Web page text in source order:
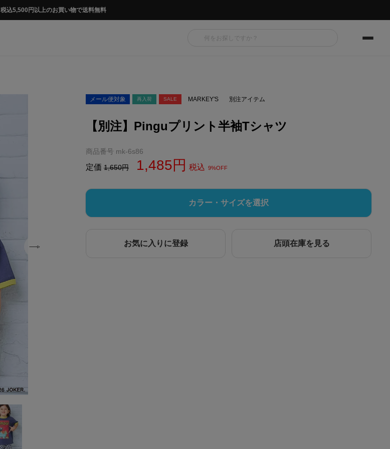
税込5,500円以上のお買い物で送料無料
メール便対象 再入荷 SALE MARKEY'S 別注アイテム
【別注】Pinguプリント半袖Tシャツ
商品番号 mk-6s86
定価 1,650 1,485 税込 9%OFF
カラー・サイズを選択
お気に入りに登録 店頭在庫を見る